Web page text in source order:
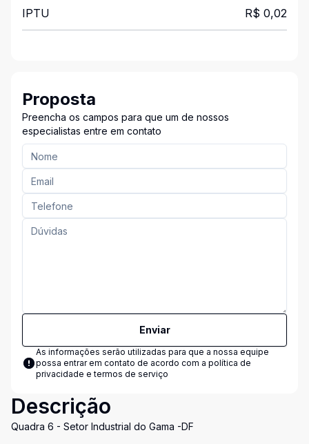
IPTU R$ 0,02
Proposta
Preencha os campos para que um de nossos
especialistas entre em contato
Enviar
As informações serão utilizadas para que a nossa equipe
possa entrar em contato de acordo com a política de
privacidade e termos de serviço
Descrição
Quadra 6 - Setor Industrial do Gama -DF